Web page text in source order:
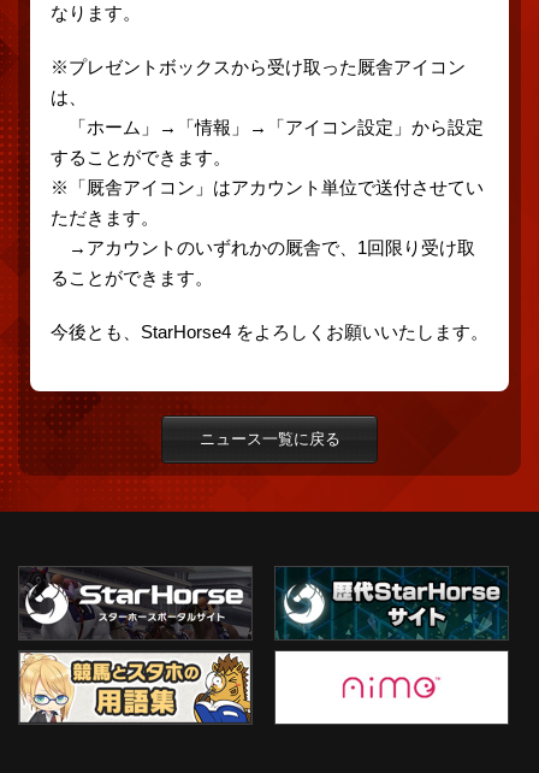
なります。
※プレゼントボックスから受け取った厩舎アイコン
は、
「ホーム」→「情報」→「アイコン設定」から設定
することができます。
※「厩舎アイコン」はアカウント単位で送付させてい
ただきます。
→アカウントのいずれかの厩舎で、1回限り受け取
ることができます。
今後とも、StarHorse4 をよろしくお願いいたします。
ニュース一覧に戻る